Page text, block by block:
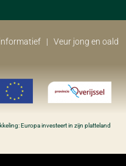
| Veur jong en oald​
Europa investeert in zijn platteland